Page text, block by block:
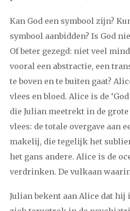
Kan God een symbool zijn?
symbool aanbidden? Is God
Of beter gezegd: niet veel
vooral een abstractie, een
te boven en te buiten gaat?
vlees en bloed. Alice is de
die Julian meetrekt in de
vlees: de totale overgave aan
makelij, die tegelijk het
het gans andere. Alice is de
verdrinken. De vulkaan
Julian bekent aan Alice dat hij